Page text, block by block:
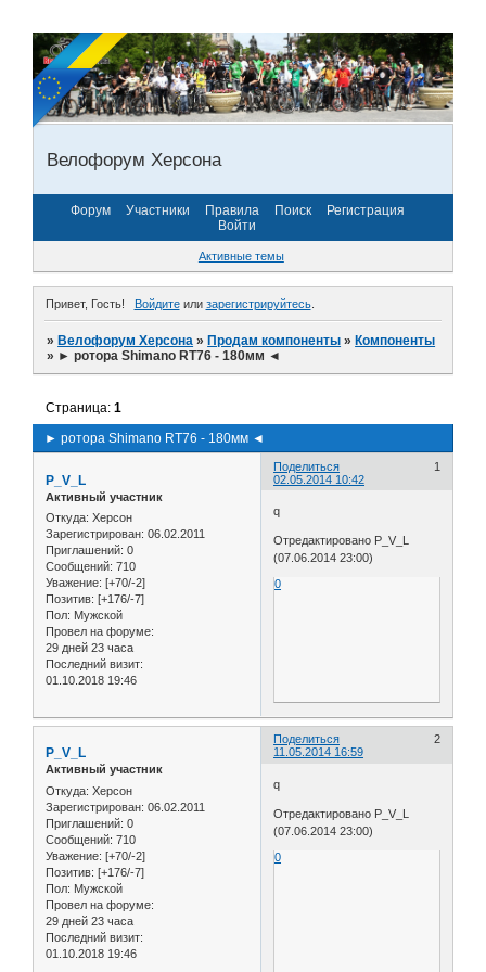
Велофорум Херсона
Форум Участники Правила Поиск
Регистрация
Войти
Активные темы
Привет, Гость! Войдитеили зарегистрируйтесь.
»Велофорум Херсона »Продам компоненты »Компоненты
» ► ротора Shimano RT76 - 180мм ◄
► ротора Shimano RT76 - 180мм ◄
Страница:1
Поделиться
1
02.05.2014 10:42
P_V_L
Активный участник
Откуда: Херсон
Зарегистрирован: 06.02.2011
Приглашений: 0
Сообщений: 710
Уважение: [+70/-2]
Позитив: [+176/-7]
Пол: Мужской
Провел на форуме:
29 дней 23 часа
Последний визит:
01.10.2018 19:46
q
Отредактировано P_V_L
(07.06.2014 23:00)
0
Поделиться
2
11.05.2014 16:59
P_V_L
Активный участник
Откуда: Херсон
Зарегистрирован: 06.02.2011
Приглашений: 0
Сообщений: 710
Уважение: [+70/-2]
Позитив: [+176/-7]
Пол: Мужской
Провел на форуме:
29 дней 23 часа
Последний визит:
01.10.2018 19:46
q
Отредактировано P_V_L
(07.06.2014 23:00)
0